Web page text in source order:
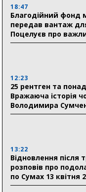
21:01
До 19 400 гривень
Сумщини пояснив,
Пенсійному фонді
людям
19:38
Сумська клінічна
18:47
Благодійний фонд
передав вантаж
Поцелуєв про
12:23
25 рентген та
Вражаюча історія
Володимира
13:22
Відновлення після
розповів про
по Сумах 13 квітня